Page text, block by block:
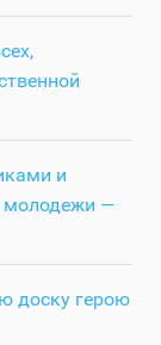
и
молодежи —
доску герою